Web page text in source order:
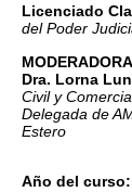
Licenciado
del Poder
MODERADORA
Dra. Lorna
Civil y
Delegada de
Estero
Año del curso: